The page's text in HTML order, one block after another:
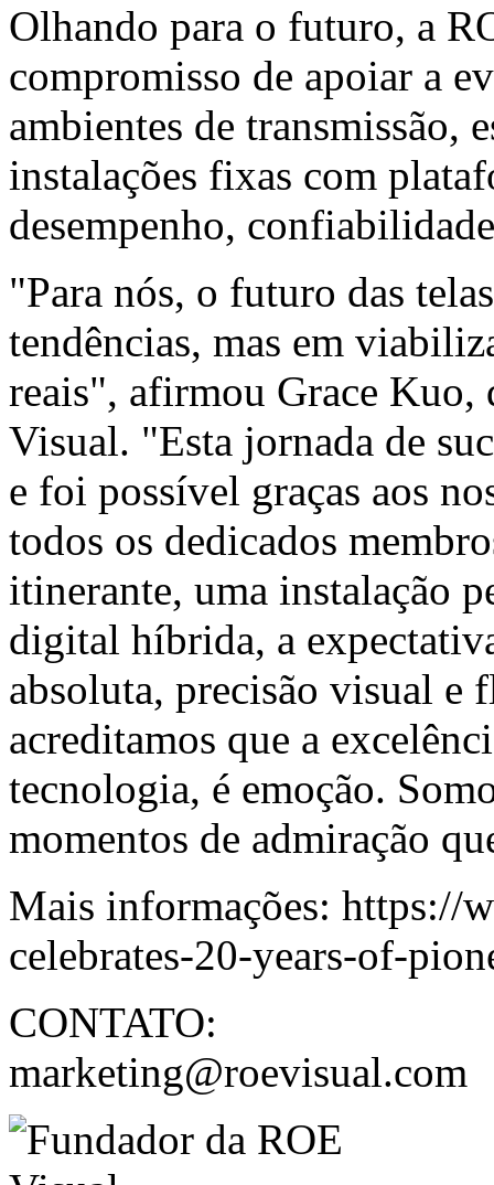
Olhando para o futuro, a
compromisso de apoiar a
ambientes de transmissão,
instalações fixas com
desempenho,
"Para nós, o futuro das
tendências, mas em
reais", afirmou Grace Kuo,
Visual. "Esta jornada de
e foi possível graças aos
todos os dedicados
itinerante, uma instalação
digital híbrida, a
absoluta, precisão visual
acreditamos que a
tecnologia, é emoção.
momentos de admiração
Mais informações: https://
celebrates-20-years-of-
CONTATO:
marketing@roevisual.com